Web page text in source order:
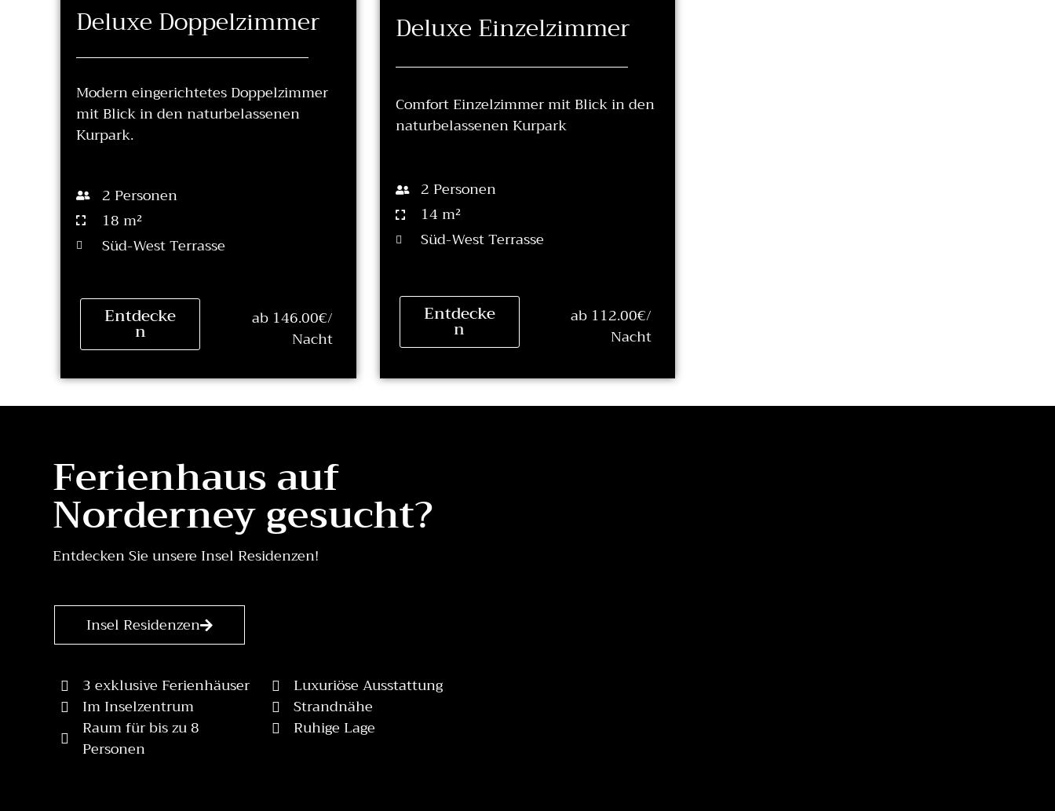
Deluxe Doppelzimmer
Modern eingerichtetes Doppelzimmer
mit Blick in den naturbelassenen
Kurpark.
2 Personen
18 m²
Süd-West Terrasse
Entdecke
n
ab 146.00€/
Nacht
Deluxe Einzelzimmer
Comfort Einzelzimmer mit Blick in den
naturbelassenen Kurpark
2 Personen
14 m²
Süd-West Terrasse
Entdecke
n
ab 112.00€/
Nacht
Ferienhaus auf
Norderney gesucht?
Entdecken Sie unsere Insel Residenzen!
Insel Residenzen
3 exklusive Ferienhäuser
Im Inselzentrum
Raum für bis zu 8
Personen
Luxuriöse Ausstattung
Strandnähe
Ruhige Lage